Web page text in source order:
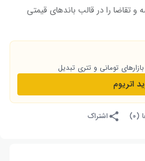
تقاضا را در قالب باندهای قیمتی
تومانی و تتری تبدیل
اتریوم
(۰) اشتراک